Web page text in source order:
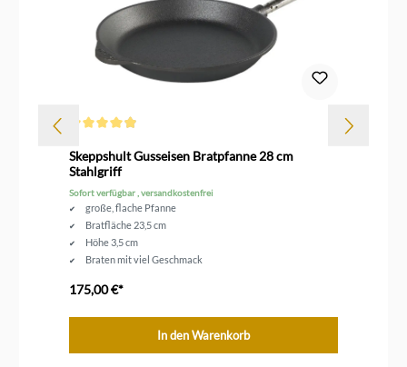
Skeppshult Gusseisen Bratpfanne 28 cm
Stahlgriff
Sofort verfügbar , versandkostenfrei
große, flache Pfanne
Bratfläche 23,5 cm
Höhe 3,5 cm
Braten mit viel Geschmack
175,00 €*
In den Warenkorb